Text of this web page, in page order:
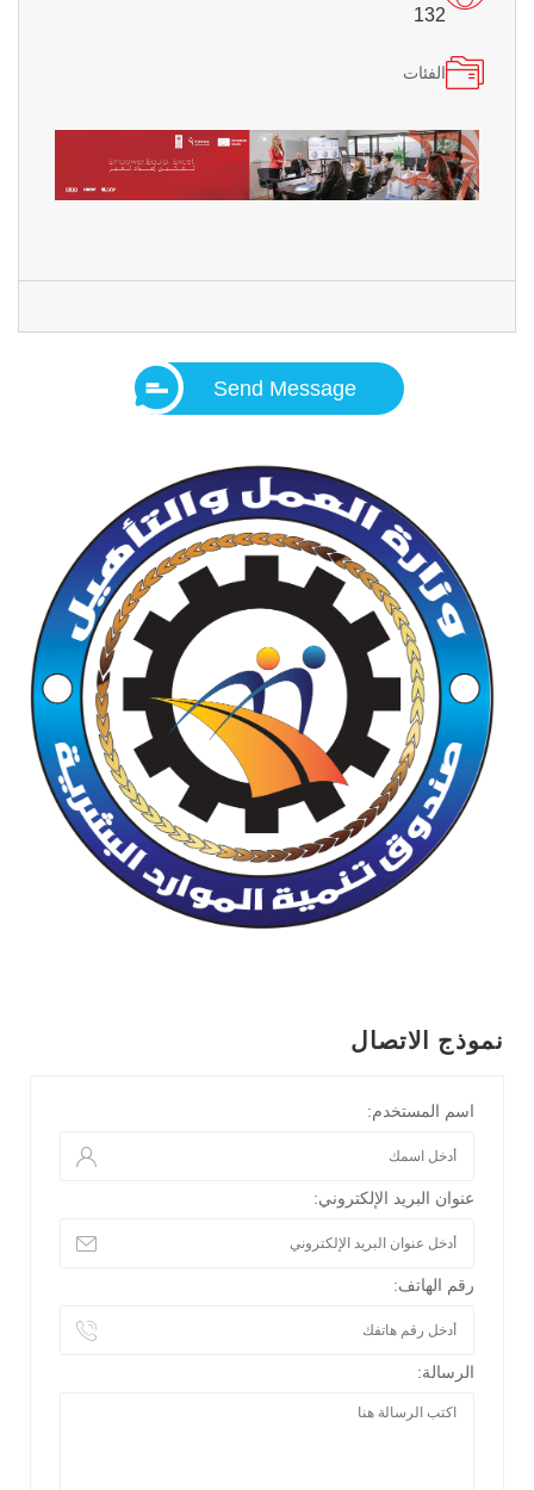
132
الفئات
Send Message
نموذج الاتصال
اسم المستخدم:
عنوان البريد الإلكتروني:
رقم الهاتف:
الرسالة: